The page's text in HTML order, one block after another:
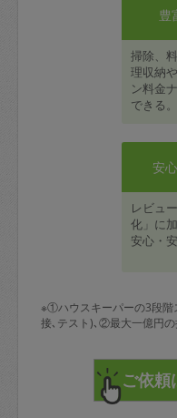
豊
掃除、
理収納
ン料金
できる。
安
レビュ
化」に
安心・
※①ハウスキーパーの3段階
接､テスト)､②最大一億円